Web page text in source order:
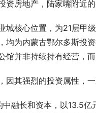
房地产，陆家嘴附近
城核心位置，为21层甲
均为内蒙古鄂尔多斯投
并非持续持有经营，而
其强烈的投资属性，
融长和资本，以13.5